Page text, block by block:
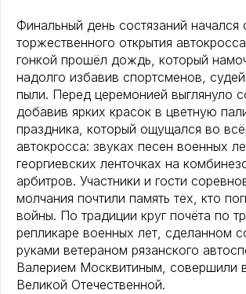
Финальный день состязаний начался
торжественного открытия
гонкой прошёл дождь, который
надолго избавив спортсменов,
пыли. Перед церемонией выглянуло
добавив ярких красок в цветную
праздника, который ощущался во
автокросса: звуках песен военных
георгиевских ленточках на
арбитров. Участники и гости
молчания почтили память тех, кто
войны. По традиции круг почёта по
репликаре военных лет, сделанном
руками ветераном рязанского
Валерием Москвитиным, совершили
Великой Отечественной.